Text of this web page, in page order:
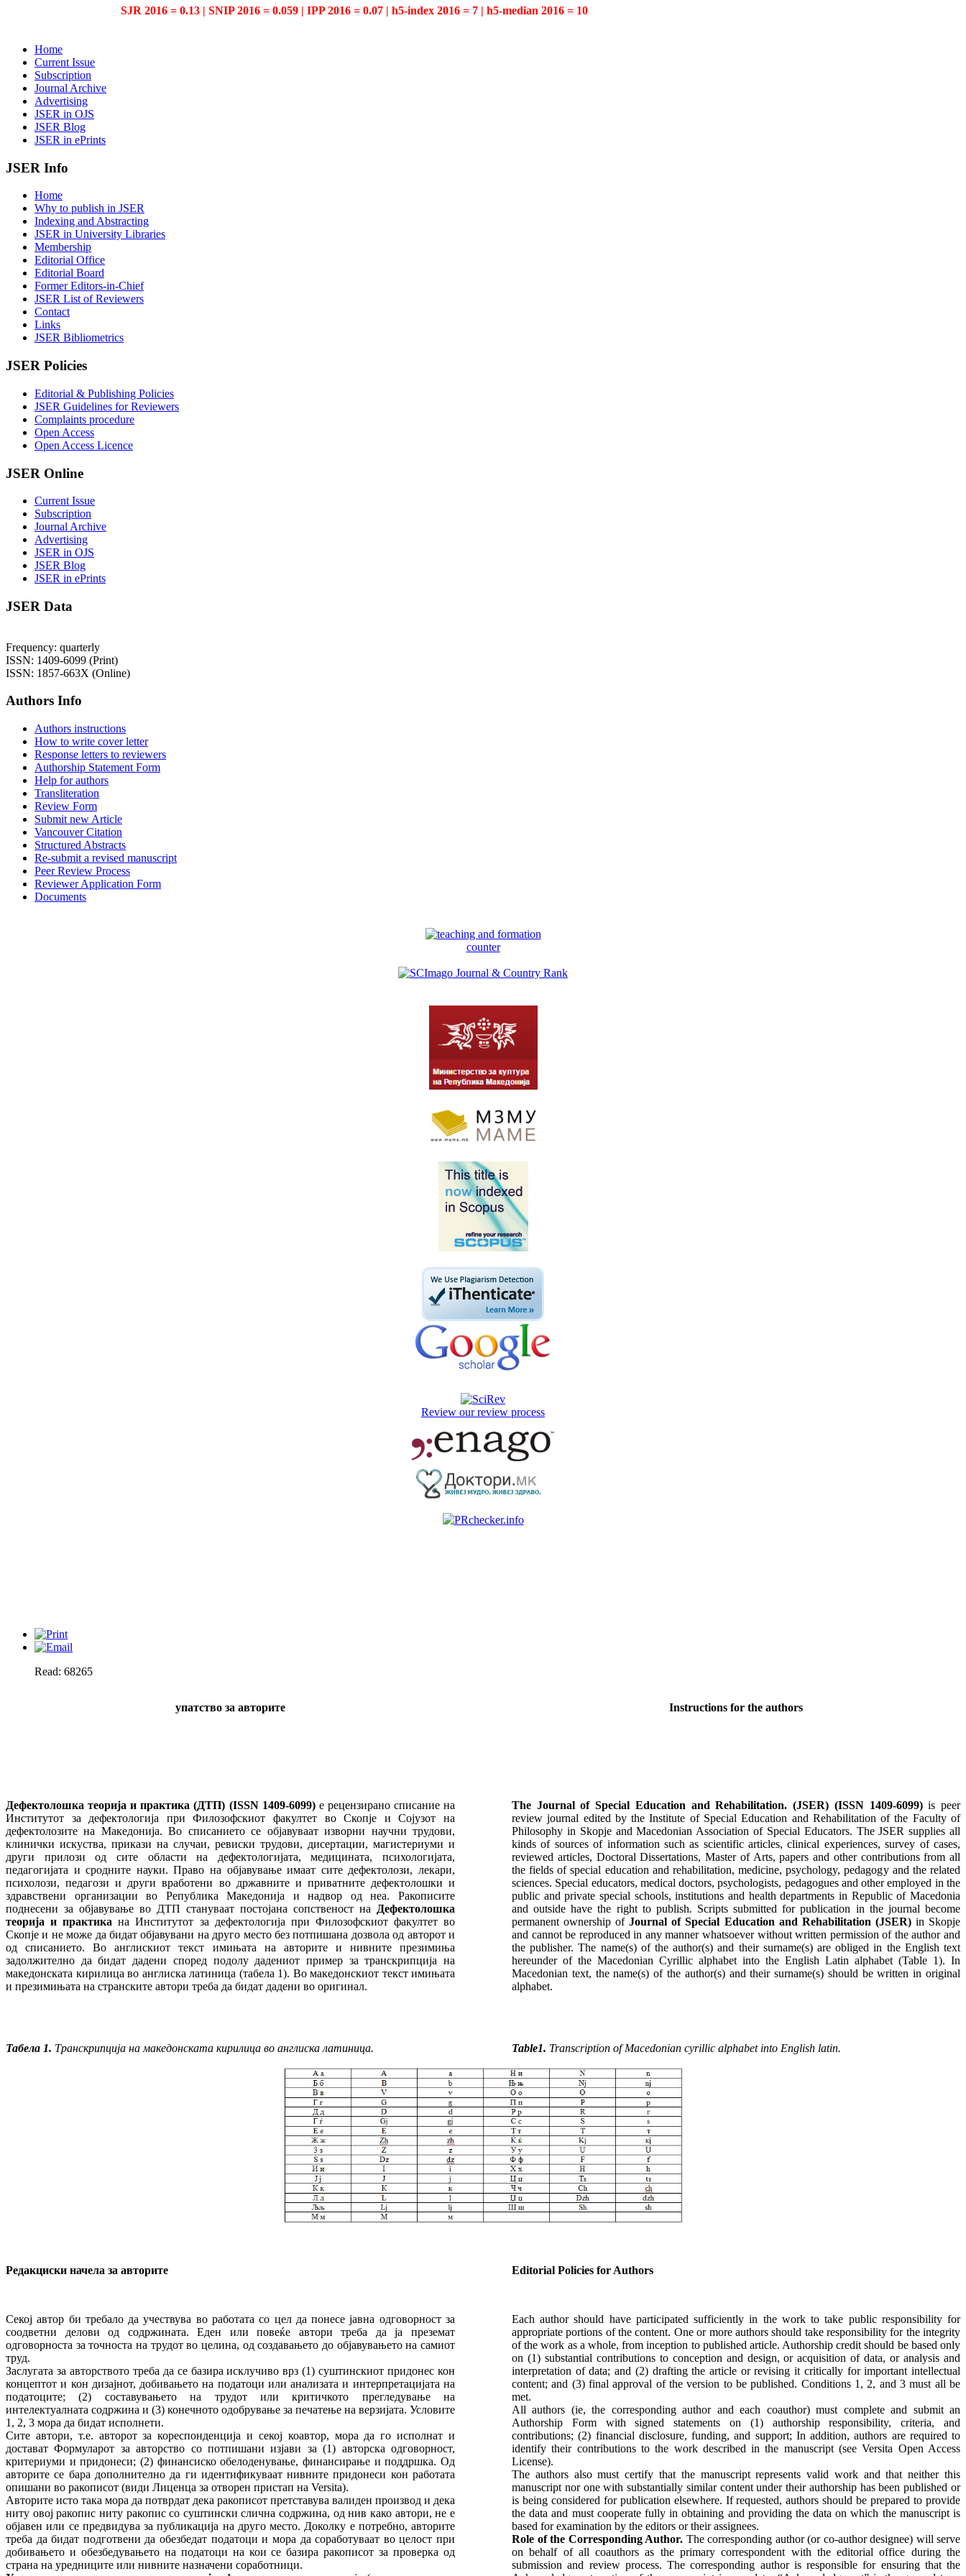
SJR 2016 = 0.13 | SNIP 2016 = 0.059 | IPP 2016 = 0.07 | h5-index 2016 = 7 | h5-median 2016 = 10
Home
Current Issue
Subscription
Journal Archive
Advertising
JSER in OJS
JSER Blog
JSER in ePrints
JSER Info
Home
Why to publish in JSER
Indexing and Abstracting
JSER in University Libraries
Membership
Editorial Office
Editorial Board
Former Editors-in-Chief
JSER List of Reviewers
Contact
Links
JSER Bibliometrics
JSER Policies
Editorial & Publishing Policies
JSER Guidelines for Reviewers
Complaints procedure
Open Access
Open Access Licence
JSER Online
Current Issue
Subscription
Journal Archive
Advertising
JSER in OJS
JSER Blog
JSER in ePrints
JSER Data
Frequency: quarterly
ISSN: 1409-6099 (Print)
ISSN: 1857-663X (Online)
Authors Info
Authors instructions
How to write cover letter
Response letters to reviewers
Authorship Statement Form
Help for authors
Transliteration
Review Form
Submit new Article
Vancouver Citation
Structured Abstracts
Re-submit a revised manuscript
Peer Review Process
Reviewer Application Form
Documents
counter
Review our review process
Read: 68265
упатство за авторите Instructions for the authors
Дефектолошка теорија и практика (ДТП) (ISSN 1409-6099)е рецензирано списание на
Институтот за дефектологија при Филозофскиот факултет во Скопје и Сојузот на
дефектолозите на Македонија. Во списанието се објавуваат изворни научни трудови,
клинички искуства, прикази на случаи, ревиски трудови, дисертации, магистериуми и
други прилози од сите области на дефектологијата, медицината, психологијата,
педагогијата и сродните науки. Право на објавување имаат сите дефектолози, лекари,
психолози, педагози и други вработени во државните и приватните дефектолошки и
здравствени организации во Република Македонија и надвор од неа. Ракописите
поднесени за објавување во ДТП стануваат постојана сопственост на
Дефектолошка
теорија и практика на Институтот за дефектологија при Филозофскиот факултет во
Скопје и не можe да бидат објавувани на друго место без потпишана дозвола од авторот и
од списанието. Во англискиот текст имињата на авторите и нивните презимиња
задолжително да бидат дадени според подолу дадениот пример за транскрипција на
македонската кирилица во англиска латиница (табела 1). Во македонскиот текст имињата
и презимињата на странските автори треба да бидат дадени во оригинал.
The Journal of Special Education and Rehabilitation. (JSER) (ISSN 1409-6099)is peer
review journal edited by the Institute of Special Education and Rehabilitation of the Faculty of
Philosophy in Skopje and Macedonian Association of Special Educators. The JSER supplies all
kinds of sources of information such as scientific articles, clinical experiences, survey of cases,
reviewed articles, Doctoral Dissertations, Master of Arts, papers and other contributions from all
the fields of special education and rehabilitation, medicine, psychology, pedagogy and the related
sciences. Special educators, medical doctors, psychologists, pedagogues and other employed in the
public and private special schools, institutions and health departments in Republic of Macedonia
and outside have the right to publish. Scripts submitted for publication in the journal become
permanent ownership ofJournal of Special Education and Rehabilitation (JSER)in Skopje
and cannot be reproduced in any manner whatsoever without written permission of the author and
the publisher. The nаme(s) of the author(s) and their surname(s) are obliged in the English text
hereunder of the Macedonian Cyrillic alphabet into the English Latin alphabet (Table 1). In
Macedonian text, the name(s) of the author(s) and their surname(s) should be written in original
alphabet.
Табела 1. Транскрипција на македонската кирилица во англиска латиница. Table1. Transcription of Macedonian cyrillic alphabet into English latin.
Редакциски начела за авторите Editorial Policies for Authors
Секој автор би требало да учествува во работата со цел да понесе јавна одговорност за
соодветни делови од содржината. Еден или повеќе автори треба да ја преземат
одговорноста за точноста на трудот во целина, од создавањето до објавувањето на самиот
труд.
Заслугата за авторството треба да се базира исклучиво врз (1) суштинскиот придонес кон
концептот и кон дизајнот, добивањето на податоци или анализата и интерпретацијата на
податоците; (2) составувањето на трудот или критичкото прегледување на
интелектуалната содржина и (3) конечното одобрување за печатење на верзијата. Условите
1, 2, 3 мора да бидат исполнети.
Сите автори, т.е. авторот за кореспонденција и секој коавтор, мора да го исполнат и
достават Формуларот за авторство со потпишани изјави за (1) авторска одговорност,
критериуми и придонеси; (2) финансиско обелоденување, финансирање и поддршка. Од
авторите се бара дополнително да ги идентификуваат нивните придонеси кон работата
опишани во ракописот (види Лиценца за отворен пристап на Versita).
Авторите исто така мора да потврдат дека ракописот претставува валиден производ и дека
ниту овој ракопис ниту ракопис со суштински слична содржина, од нив како автори, не е
објавен или се предвидува за публикација на друго место. Доколку е потребно, авторите
треба да бидат подготвени да обезбедат податоци и мора да соработуваат во целост при
добивањето и обезбедувањето на податоци на кои се базира ракописот за проверка од
страна на уредниците или нивните назначени соработници.
Each author should have participated sufficiently in the work to take public responsibility for
appropriate portions of the content. One or more authors should take responsibility for the integrity
of the work as a whole, from inception to published article. Authorship credit should be based only
on (1) substantial contributions to conception and design, or acquisition of data, or analysis and
interpretation of data; and (2) drafting the article or revising it critically for important intellectual
content; and (3) final approval of the version to be published. Conditions 1, 2, and 3 must all be
met.
All authors (ie, the corresponding author and each coauthor) must complete and submit an
Authorship Form with signed statements on (1) authorship responsibility, criteria, and
contributions; (2) financial disclosure, funding, and support; In addition, authors are required to
identify their contributions to the work described in the manuscript (see Versita Open Access
License).
The authors also must certify that the manuscript represents valid work and that neither this
manuscript nor one with substantially similar content under their authorship has been published or
is being considered for publication elsewhere. If requested, authors should be prepared to provide
the data and must cooperate fully in obtaining and providing the data on which the manuscript is
based for examination by the editors or their assignees.
Role of the Corresponding Author. The corresponding author (or co-author designee) will serve
on behalf of all coauthors as the primary correspondent with the editorial office during the
submission and review process. The corresponding author is responsible for ensuring that the